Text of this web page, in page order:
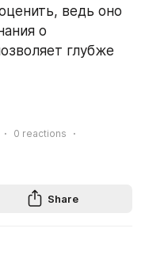
ведь оно
о
глубже
0 reactions
Share